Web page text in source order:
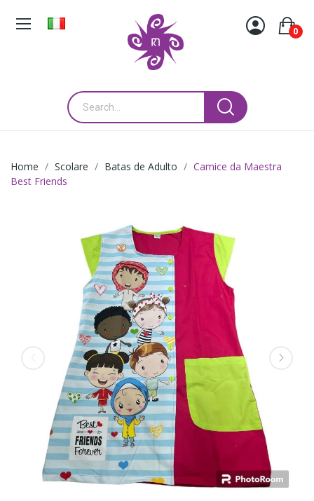
0
Home Scolare Batas de Adulto
Camice da Maestra
Best Friends